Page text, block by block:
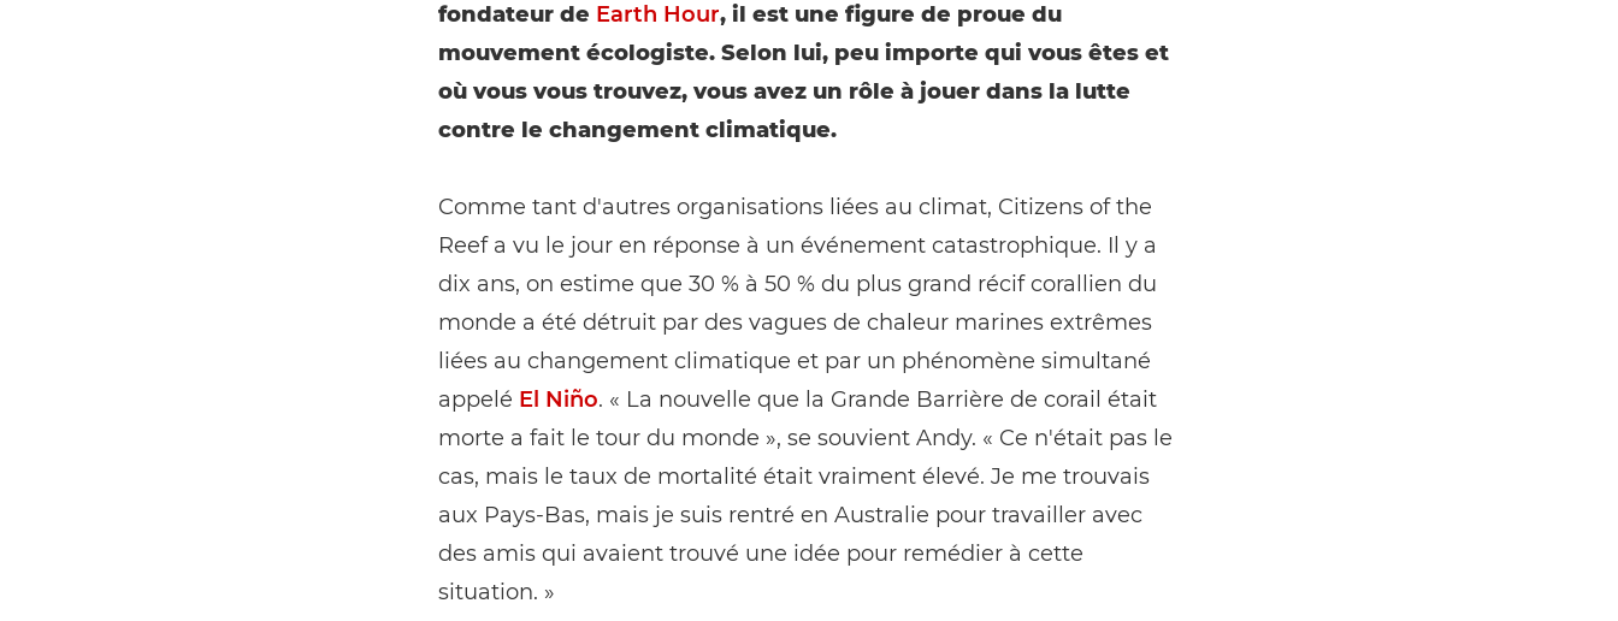
fondateur de Earth Hour, il est une figure de proue du
mouvement écologiste. Selon lui, peu importe qui vous êtes et
où vous vous trouvez, vous avez un rôle à jouer dans la lutte
contre le changement climatique.
Comme tant d'autres organisations liées au climat, Citizens of the
Reef a vu le jour en réponse à un événement catastrophique. Il y a
dix ans, on estime que 30 % à 50 % du plus grand récif corallien du
monde a été détruit par des vagues de chaleur marines extrêmes
liées au changement climatique et par un phénomène simultané
appelé El Niño. « La nouvelle que la Grande Barrière de corail était
morte a fait le tour du monde », se souvient Andy. « Ce n'était pas le
cas, mais le taux de mortalité était vraiment élevé. Je me trouvais
aux Pays-Bas, mais je suis rentré en Australie pour travailler avec
des amis qui avaient trouvé une idée pour remédier à cette
situation. »